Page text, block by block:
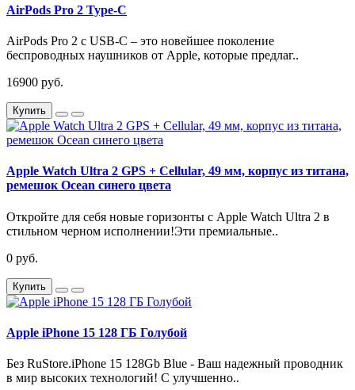
AirPods Pro 2 Type-C
AirPods Pro 2 с USB-C – это новейшее поколение
беспроводных наушников от Apple, которые предлаг..
16900 руб.
Купить
Apple Watch Ultra 2 GPS + Cellular, 49 мм, корпус из титана,
ремешок Ocean синего цвета
Откройте для себя новые горизонты с Apple Watch Ultra 2 в
стильном черном исполнении!Эти премиальные..
0 руб.
Купить
Apple iPhone 15 128 ГБ Голубой
Без RuStore.iPhone 15 128Gb Blue - Ваш надежный проводник
в мир высоких технологий! С улучшенно..